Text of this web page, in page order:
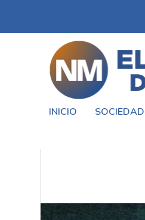
INICIO SOCIEDAD